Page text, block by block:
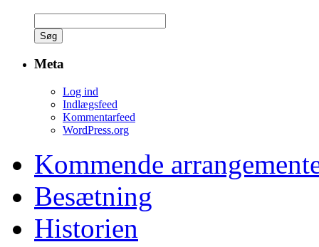
efter:
Meta
Log ind
Indlægsfeed
Kommentarfeed
WordPress.org
Kommende
Besætning
Historien